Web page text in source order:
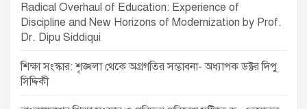
Radical Overhaul of Education: Experience of
Discipline and New Horizons of Modernization by Prof.
Dr. Dipu Siddiqui
শিক্ষা সংস্কার: শৃঙ্খলা থেকে অগ্রগতির সম্ভাবনা- অধ্যাপক ডক্টর দিপু
সিদ্দিকী